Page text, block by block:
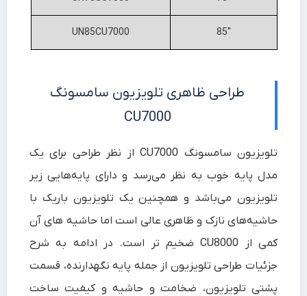
85″
UN85CU7000
طراحی ظاهری تلویزیون سامسونگ
CU7000
تلویزیون سامسونگ CU7000 از نظر طراحی برای یک
مدل پایه خوب به نظر می‌رسد و دارای پایه‌هایی زیر
تلویزیون می‌باشد و همچنین یک تلویزیون باریک با
حاشیه‌های نازک و ظاهری عالی است اما حاشیه های آن
کمی از CU8000 ضخیم تر است. در ادامه به شرح
جزئیات طراحی تلویزیون از جمله پایه نگهدارنده، قسمت
پشتی تلویزیون، ضخامت و حاشیه و کیفیت ساخت